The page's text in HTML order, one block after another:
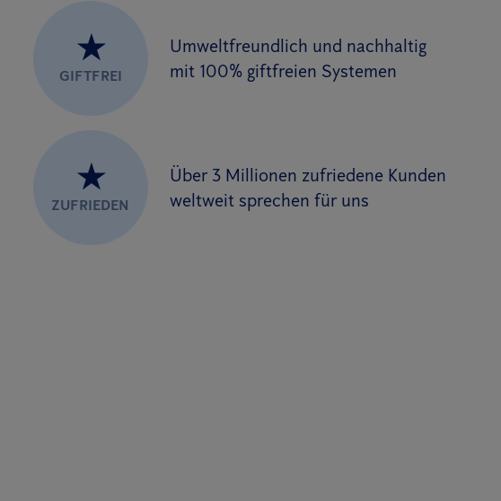
★
GIFTFREI
Umweltfreundlich und nachhaltig
mit 100% giftfreien Systemen
★
ZUFRIEDEN
Über 3 Millionen zufriedene Kunden
weltweit sprechen für uns